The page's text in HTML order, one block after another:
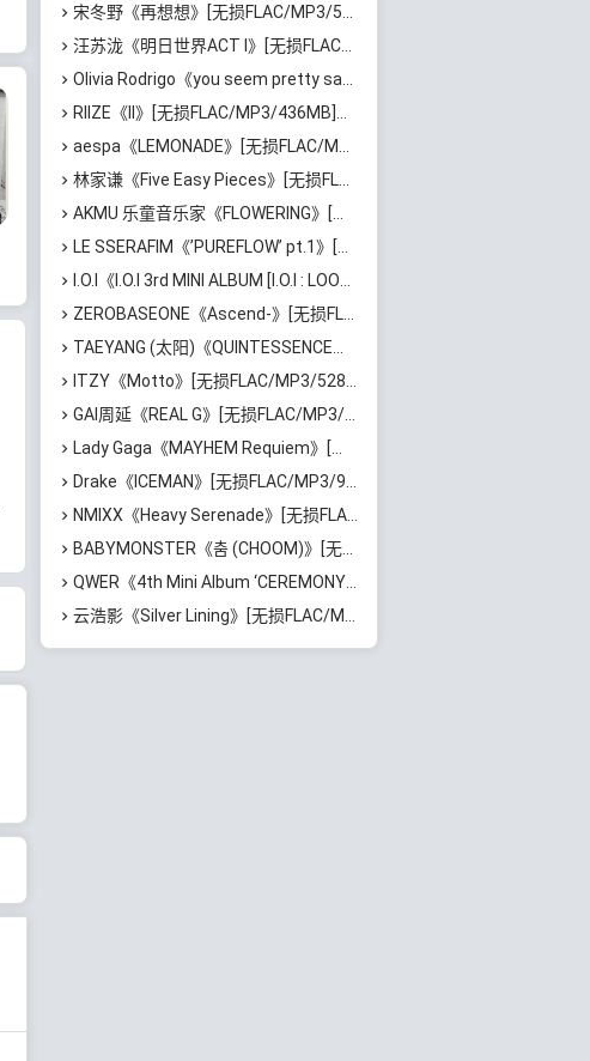
宋冬野《再想想》[无损FLAC/MP3/513MB]百度云网盘下载
汪苏泷《明日世界ACT I》[无损FLAC/MP3/861MB]百度云网盘下载
Olivia Rodrigo《you seem pretty sad for a girl so in love》[无损FLAC/MP3/745MB]百度云网盘下载
RIIZE《II》[无损FLAC/MP3/436MB]百度云网盘下载
aespa《LEMONADE》[无损FLAC/MP3/674MB]百度云网盘下载
林家谦《Five Easy Pieces》[无损FLAC/MP3/223MB]百度云网盘下载
AKMU 乐童音乐家《FLOWERING》[无损FLAC/MP3/530MB]百度云网盘下载
LE SSERAFIM《’PUREFLOW’ pt.1》[无损FLAC/MP3/386MB]百度云网盘下载
I.O.I《I.O.I 3rd MINI ALBUM [I.O.I : LOOP]》[无损FLAC/MP3/486MB]百度云网盘下载
ZEROBASEONE《Ascend-》[无损FLAC/MP3/444MB]百度云网盘下载
TAEYANG (太阳)《QUINTESSENCE》[无损FLAC/MP3/421MB]百度云网盘下载
ITZY《Motto》[无损FLAC/MP3/528MB]百度云网盘下载
GAI周延《REAL G》[无损FLAC/MP3/729MB]百度云网盘下载
Lady Gaga《MAYHEM Requiem》[无损FLAC/MP3/984MB]百度云网盘下载
Drake《ICEMAN》[无损FLAC/MP3/967MB]百度云网盘下载
NMIXX《Heavy Serenade》[无损FLAC/MP3/355MB]百度云网盘下载
BABYMONSTER《춤 (CHOOM)》[无损FLAC/MP3/193MB]百度云网盘下载
QWER《4th Mini Album ‘CEREMONY’》[无损FLAC/MP3/386MB]百度云网盘下载
云浩影《Silver Lining》[无损FLAC/MP3/543MB]百度云网盘下载